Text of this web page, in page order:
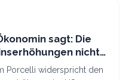
sagt: Die
nicht
Porcelli widerspricht den